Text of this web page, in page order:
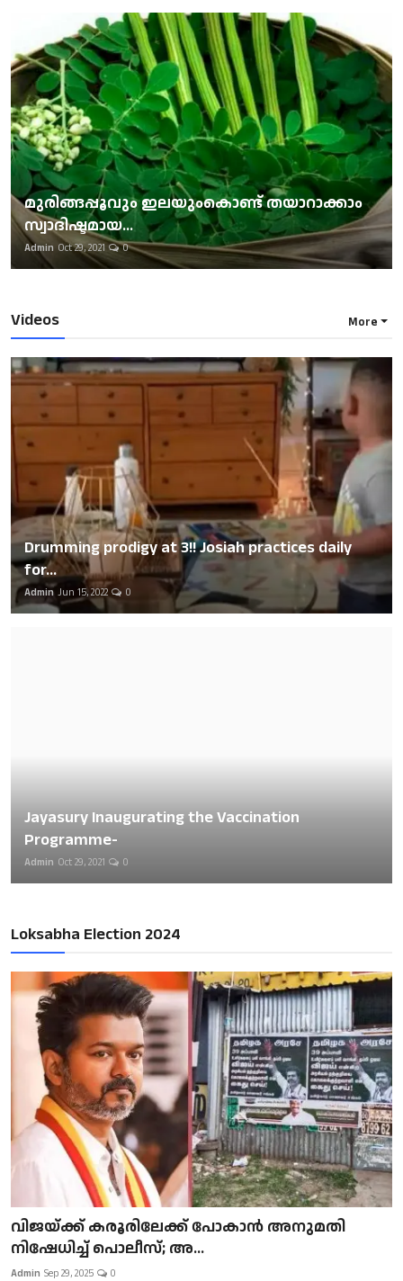
മുരിങ്ങപ്പൂവും ഇലയുംകൊണ്ട് തയാറാക്കാം
സ്വാദിഷ്ടമായ...
Admin Oct 29, 2021 0
Videos More
Drumming prodigy at 3!! Josiah practices daily
for...
Admin Jun 15, 2022 0
Jayasury Inaugurating the Vaccination
Programme-
Admin Oct 29, 2021 0
Loksabha Election 2024
വിജയ്ക്ക് കരൂരിലേക്ക് പോകാൻ അനുമതി
നിഷേധിച്ച് പൊലീസ്; അ...
Admin Sep 29, 2025 0